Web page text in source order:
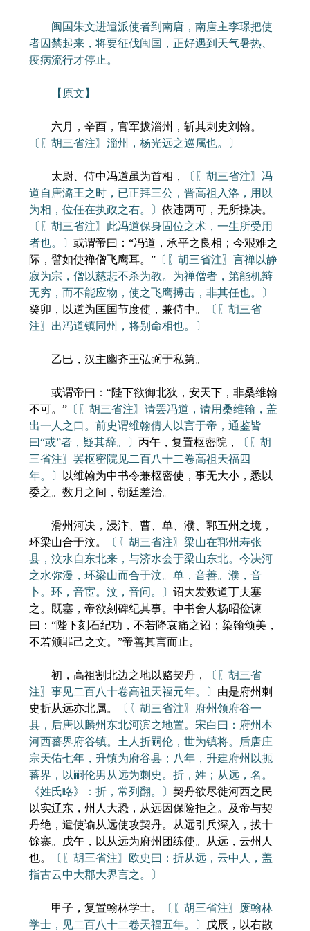
闽国朱文进遣派使者到南唐，南唐主李璟把使
者囚禁起来，将要征伐闽国，正好遇到天气暑热、
疫病流行才停止。
【原文】
六月，辛酉，官军拔淄州，斩其刺史刘翰。
〔〖胡三省注〗淄州，杨光远之巡属也。〕
太尉、侍中冯道虽为首相，
〔〖胡三省注〗冯
道自唐潞王之时，已正拜三公，晋高祖入洛，用以
为相，位任在执政之右。〕 依违两可，无所操决。
〔〖胡三省注〗此冯道保身固位之术，一生所受用
者也。〕 或谓帝曰：“冯道，承平之良相；今艰难之
际，譬如使禅僧飞鹰耳。” 〔〖胡三省注〗言禅以静
寂为宗，僧以慈悲不杀为教。为禅僧者，第能机辩
无穷，而不能应物，使之飞鹰搏击，非其任也。〕
癸卯，以道为匡国节度使，兼侍中。
〔〖胡三省
注〗出冯道镇同州，将别命相也。〕
乙巳，汉主幽齐王弘弼于私第。
或谓帝曰：“陛下欲御北狄，安天下，非桑维翰
不可。” 〔〖胡三省注〗请罢冯道，请用桑维翰，盖
出一人之口。前史谓维翰倩人以言于帝，通鉴皆
曰“或”者，疑其辞。〕 丙午，复置枢密院，
〔〖胡
三省注〗罢枢密院见二百八十二卷高祖天福四
年。〕
以维翰为中书令兼枢密使，事无大小，悉以
委之。数月之间，朝廷差治。
滑州河决，浸汴、曹、单、濮、郓五州之境，
环梁山合于汶。
〔〖胡三省注〗梁山在郓州寿张
县，汶水自东北来，与济水会于梁山东北。今决河
之水弥漫，环梁山而合于汶。单，音善。濮，音
卜。环，音宦。汶，音问。〕 诏大发数道丁夫塞
之。既塞，帝欲刻碑纪其事。中书舍人杨昭俭谏
曰：“陛下刻石纪功，不若降哀痛之诏；染翰颂美，
不若颁罪己之文。”帝善其言而止。
初，高祖割北边之地以赂契丹，
〔〖胡三省
注〗事见二百八十卷高祖天福元年。〕 由是府州刺
史折从远亦北属。
〔〖胡三省注〗府州领府谷一
县，后唐以麟州东北河滨之地置。宋白曰：府州本
河西蕃界府谷镇。土人折嗣伦，世为镇将。后唐庄
宗天佑七年，升镇为府谷县；八年，升建府州以扼
蕃界，以嗣伦男从远为刺史。折，姓；从远，名。
《姓氏略》：折，常列翻。〕 契丹欲尽徙河西之民
以实辽东，州人大恐，从远因保险拒之。及帝与契
丹绝，遣使谕从远使攻契丹。从远引兵深入，拔十
馀寨。戊午，以从远为府州团练使。从远，云州人
也。
〔〖胡三省注〗欧史曰：折从远，云中人，盖
指古云中大郡大界言之。〕
甲子，复置翰林学士。
〔〖胡三省注〗废翰林
学士，见二百八十二卷天福五年。〕
戊辰，以右散